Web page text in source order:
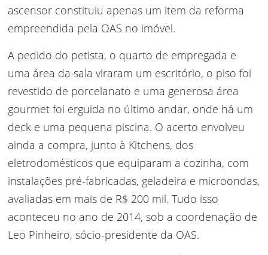
ascensor constituiu apenas um item da reforma
empreendida pela OAS no imóvel.
A pedido do petista, o quarto de empregada e
uma área da sala viraram um escritório, o piso foi
revestido de porcelanato e uma generosa área
gourmet foi erguida no último andar, onde há um
deck e uma pequena piscina. O acerto envolveu
ainda a compra, junto à Kitchens, dos
eletrodomésticos que equiparam a cozinha, com
instalações pré-fabricadas, geladeira e microondas,
avaliadas em mais de R$ 200 mil. Tudo isso
aconteceu no ano de 2014, sob a coordenação de
Leo Pinheiro, sócio-presidente da OAS.